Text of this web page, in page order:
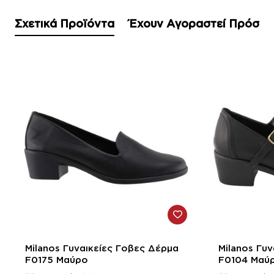
Σχετικά Προϊόντα Έχουν Αγοραστεί
-50%
Milanos Γυναικείες Γοβες Δέρμα
F0175 Μαύρο
-50%
Milanos
F0104